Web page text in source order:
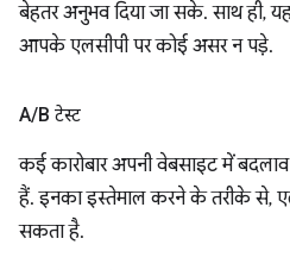
बेहतर अनुभव दिया जा सके. साथ ही,
आपके एलसीपी पर कोई असर न पड़े.
A/B टेस्ट
कई कारोबार अपनी वेबसाइट में
हैं. इनका इस्तेमाल करने के तरीके से,
सकता है.